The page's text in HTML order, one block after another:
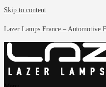
Skip to content
Lazer Lamps France – Automotive